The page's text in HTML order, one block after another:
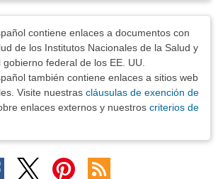
contiene enlaces a documentos con
de los Institutos Nacionales de la Salud y
federal de los EE. UU.
también contiene enlaces a sitios web
Visite nuestras cláusulas de exención de
enlaces externos y nuestros criterios de